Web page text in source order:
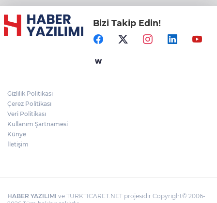
Bizi Takip Edin!
Gizlilik Politikası
Çerez Politikası
Veri Politikası
Kullanım Şartnamesi
Künye
İletişim
HABER YAZILIMI ve TURKTICARET.NET projesidir Copyright© 2006-